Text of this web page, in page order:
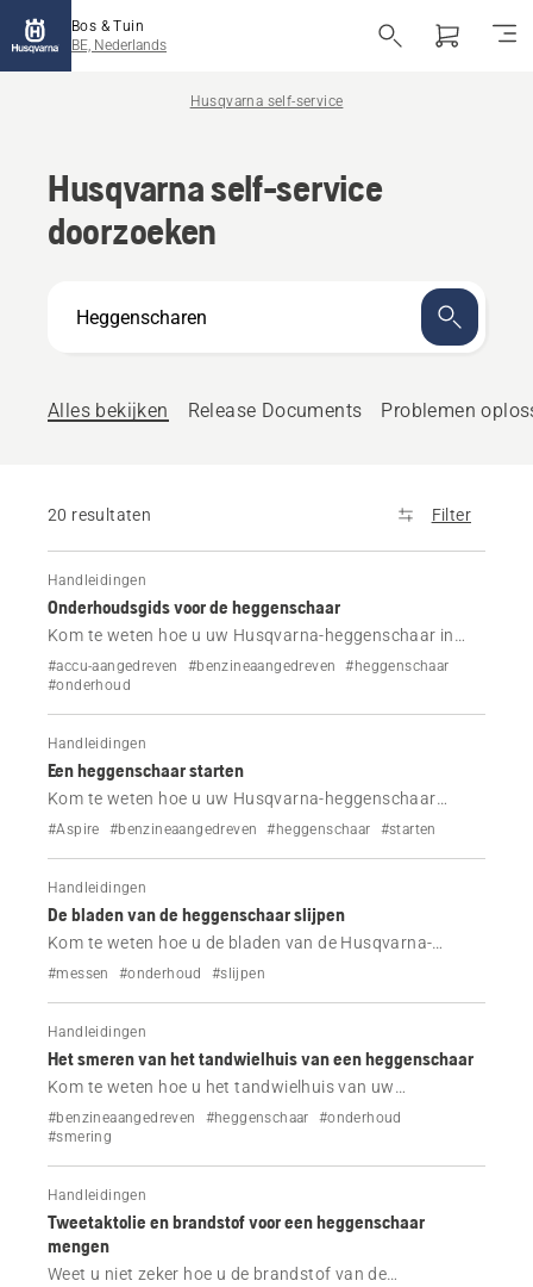
Bos & Tuin
BE, Nederlands
Husqvarna self-service
Husqvarna self-service
doorzoeken
kunnen
Alles bekijken
Release Documents Problemen
20 resultaten Filter
Handleidingen
Onderhoudsgids voor de heggenschaar
Kom te weten hoe u uw Husqvarna-heggenschaar in
eenvoudige stappen kunt onderhouden. Reinig, smeer
en inspecteer belangrijke onderdelen om de prestaties
#accu-aangedreven #benzineaangedreven
#heggenschaar
#onderhoud
Handleidingen
Een heggenschaar starten
Kom te weten hoe u uw Husqvarna-heggenschaar
correct start. Volg eenvoudige stappen voor koude en
#Aspire #benzineaangedreven #heggenschaar #starten
Handleidingen
De bladen van de heggenschaar slijpen
Kom te weten hoe u de bladen van de Husqvarna-
heggenschaar veilig kunt slijpen met deze stapsgewijze
#messen #onderhoud #slijpen
Handleidingen
Het smeren van het tandwielhuis van een heggenschaar
Kom te weten hoe u het tandwielhuis van uw
Husqvarna-heggenschaar correct smeert. Volg
eenvoudige stappen, voorkom overvulling en zorg
#benzineaangedreven #heggenschaar
#onderhoud
#smering
Handleidingen
Tweetaktolie en brandstof voor een heggenschaar
mengen
Weet u niet zeker hoe u de brandstof van de